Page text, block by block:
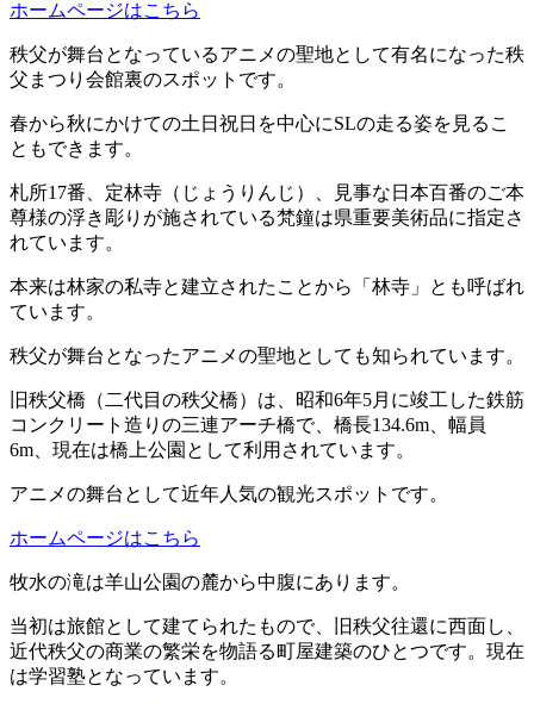
ホームページはこちら
秩父が舞台となっているアニメの聖地として有名になった秩
父まつり会館裏のスポットです。
春から秋にかけての土日祝日を中心にSLの走る姿を見るこ
ともできます。
札所17番、定林寺（じょうりんじ）、見事な日本百番のご本
尊様の浮き彫りが施されている梵鐘は県重要美術品に指定さ
れています。
本来は林家の私寺と建立されたことから「林寺」とも呼ばれ
ています。
秩父が舞台となったアニメの聖地としても知られています。
旧秩父橋（二代目の秩父橋）は、昭和6年5月に竣工した鉄筋
コンクリート造りの三連アーチ橋で、橋長134.6m、幅員
6m、現在は橋上公園として利用されています。
アニメの舞台として近年人気の観光スポットです。
ホームページはこちら
牧水の滝は羊山公園の麓から中腹にあります。
当初は旅館として建てられたもので、旧秩父往還に西面し、
近代秩父の商業の繁栄を物語る町屋建築のひとつです。現在
は学習塾となっています。